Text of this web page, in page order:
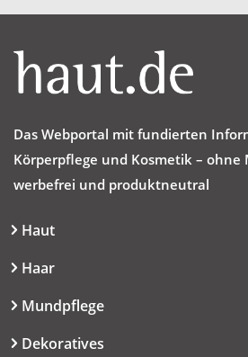
Das Webportal mit fundierten
Körperpflege und Kosmetik – ohne
werbefrei und produktneutral
Haut
Haar
Mundpflege
Dekoratives